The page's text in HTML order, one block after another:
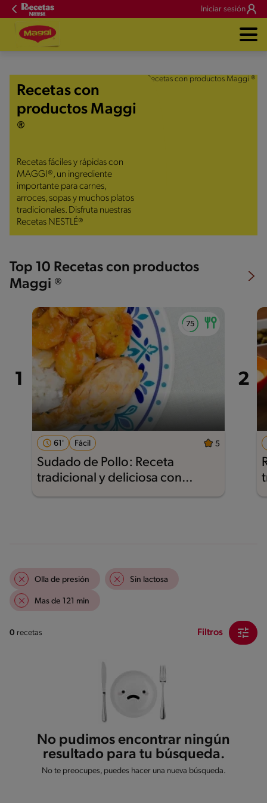
Iniciar sesión
Recetas con
productos Maggi
®
Recetas fáciles y rápidas con
MAGGI®, un ingrediente
importante para carnes,
arroces, sopas y muchos platos
tradicionales. Disfruta nuestras
Recetas NESTLÉ®
Top 10 Recetas con productos
Maggi ®
61' Fácil 5
Sudado de Pollo: Receta
tradicional y deliciosa con
Nestlé®
Olla de presión Sin lactosa
Mas de 121 min
0 recetas Filtros
No pudimos encontrar ningún
resultado para tu búsqueda.
No te preocupes, puedes hacer una nueva búsqueda.